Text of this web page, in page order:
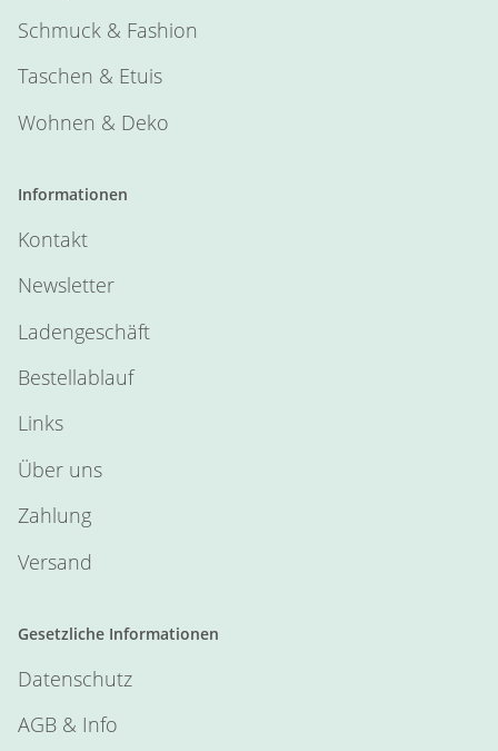
Schmuck & Fashion
Taschen & Etuis
Wohnen & Deko
Informationen
Kontakt
Newsletter
Ladengeschäft
Bestellablauf
Links
Über uns
Zahlung
Versand
Gesetzliche Informationen
Datenschutz
AGB & Info